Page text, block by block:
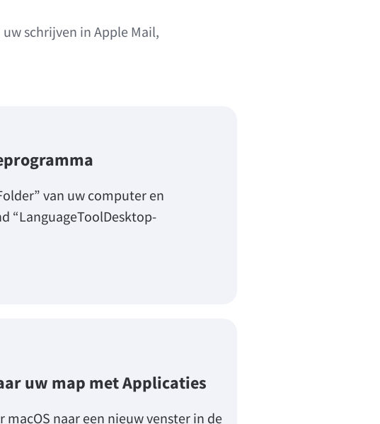
schrijven in Apple Mail,
van uw computer en
“LanguageToolDesktop-
uw map met Applicaties
macOS naar een nieuw venster in de